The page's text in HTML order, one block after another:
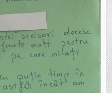
SPITALICEASCĂ
DIN
VRANCEA